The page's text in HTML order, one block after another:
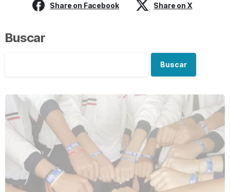
Share on Facebook Share on X
Buscar
Buscar